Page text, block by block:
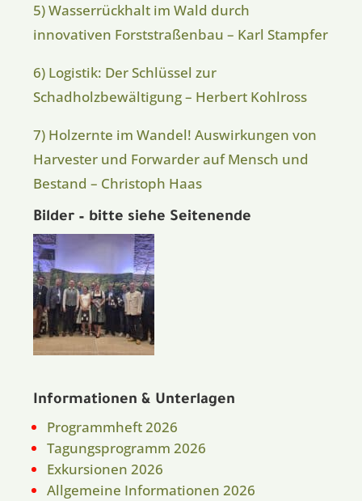
5) Wasserrückhalt im Wald durch
innovativen Forststraßenbau – Karl Stampfer
6) Logistik: Der Schlüssel zur
Schadholzbewältigung – Herbert Kohlross
7) Holzernte im Wandel! Auswirkungen von
Harvester und Forwarder auf Mensch und
Bestand – Christoph Haas
Bilder – bitte siehe Seitenende
Informationen & Unterlagen
Programmheft 2026
Tagungsprogramm 2026
Exkursionen 2026
Allgemeine Informationen 2026